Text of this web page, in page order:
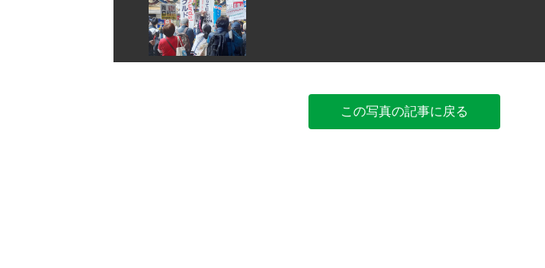
この写真の記事に戻る